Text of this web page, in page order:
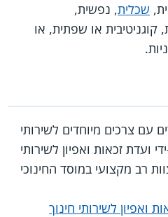
שכלית, נפשית,
קוגניטיבית או שפתית, או
עם צרכים מיוחדים לשירותי
ועדת זכאות ואפיון לשירותי
רב מקצועי במוסד החינוכי
ואפיון לשירותי חינוך